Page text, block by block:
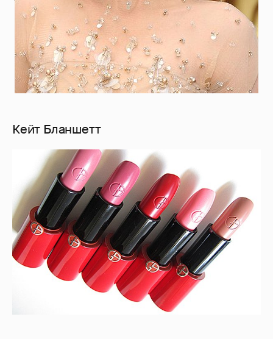
Кейт Бланшетт